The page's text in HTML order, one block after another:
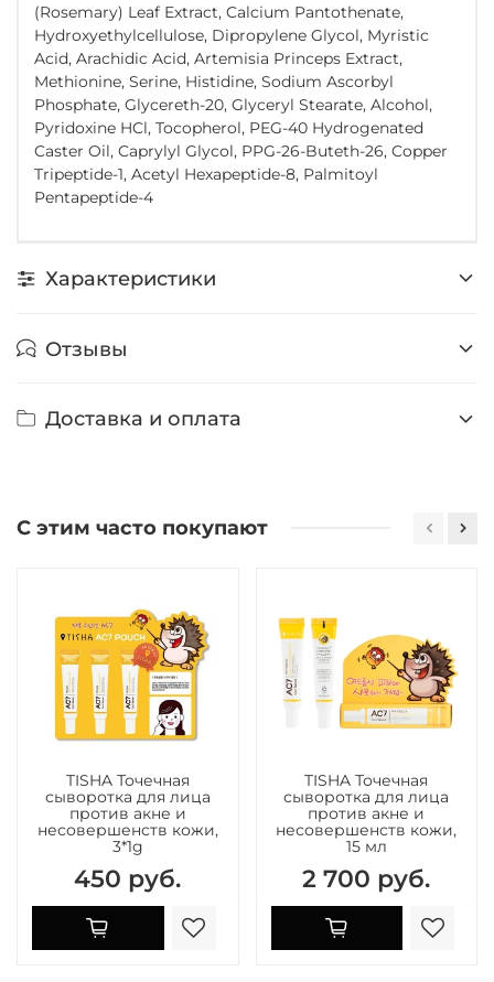
(Rosemary) Leaf Extract, Calcium Pantothenate,
Hydroxyethylcellulose, Dipropylene Glycol, Myristic
Acid, Arachidic Acid, Artemisia Princeps Extract,
Methionine, Serine, Histidine, Sodium Ascorbyl
Phosphate, Glycereth-20, Glyceryl Stearate, Alcohol,
Pyridoxine HCl, Tocopherol, PEG-40 Hydrogenated
Caster Oil, Caprylyl Glycol, PPG-26-Buteth-26, Copper
Tripeptide-1, Acetyl Hexapeptide-8, Palmitoyl
Pentapeptide-4
Характеристики
Отзывы
Доставка и оплата
С этим часто покупают
TISHA Точечная
сыворотка для лица
против акне и
несовершенств кожи,
3*1g
450 руб.
TISHA Точечная
сыворотка для лица
против акне и
несовершенств кожи,
15 мл
2 700 руб.